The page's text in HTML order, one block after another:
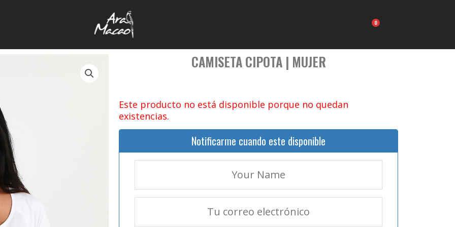
Carrito
CAMISETA CIPOTA | MUJER
Este producto no está disponible porque no quedan
existencias.
Notificarme cuando este disponible